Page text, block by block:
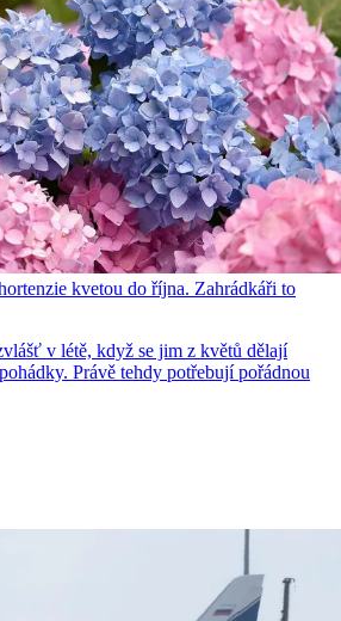
kvetou do října. Zahrádkáři to
v létě, když se jim z květů dělají
Právě tehdy potřebují pořádnou